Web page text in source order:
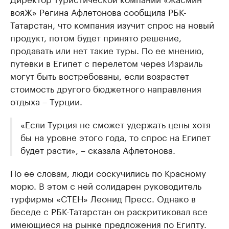
вояЖ» Регина Афлетонова сообщила РБК-
Татарстан, что компания изучит спрос на новый
продукт, потом будет принято решение,
продавать или нет такие туры. По ее мнению,
путевки в Египет с перелетом через Израиль
могут быть востребованы, если возрастет
стоимость другого бюджетного направления
отдыха – Турции.
«Если Турция не сможет удержать цены хотя
бы на уровне этого года, то спрос на Египет
будет расти», – сказала Афлетонова.
По ее словам, люди соскучились по Красному
морю. В этом с ней солидарен руководитель
турфирмы «СТЕН» Леонид Пресс. Однако в
беседе с РБК-Татарстан он раскритиковал все
имеющиеся на рынке предложения по Египту.